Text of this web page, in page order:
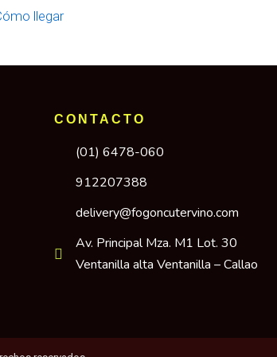
llegar
CONTACTO
(01) 6478-060
912207388
delivery@fogoncutervino.com
Av. Principal Mza. M1 Lot. 30
Ventanilla alta Ventanilla – Callao